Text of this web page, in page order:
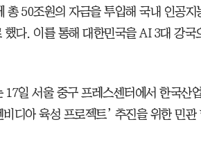
총 50조원의 자금을 투입해 국내 인공
다. 이를 통해 대한민국을 AI 3대 강국
17일 서울 중구 프레스센터에서 한국산
디아 육성 프로젝트’ 추진을 위한 민관